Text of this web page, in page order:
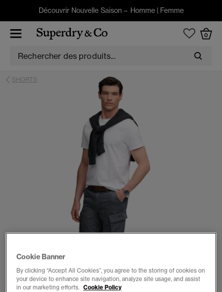
Découvrir Nouvelle Saison – Homme| Femme
0
SHORTS
Cookie Banner
By clicking “Accept All Cookies”, you agree to the storing of cookies on
your device to enhance site navigation, analyze site usage, and assist
in our marketing efforts. Cookie Policy